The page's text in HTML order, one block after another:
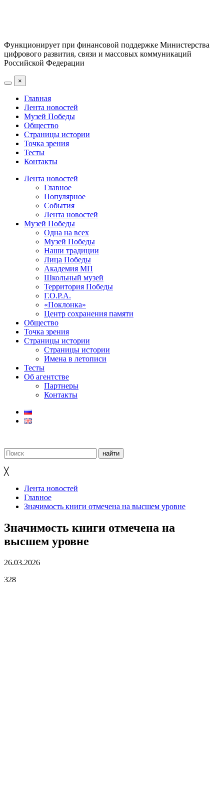
Функционирует при финансовой поддержке Министерства
цифрового развития, связи и массовых коммуникаций
Российской Федерации
×
Главная
Лента новостей
Музей Победы
Общество
Страницы истории
Точка зрения
Тесты
Контакты
Лента новостей
Главное
Популярное
События
Лента новостей
Музей Победы
Одна на всех
Музей Победы
Наши традиции
Лица Победы
Академия МП
Школьный музей
Территория Победы
Г.О.Р.А.
«Поклонка»
Центр сохранения памяти
Общество
Точка зрения
Страницы истории
Страницы истории
Имена в летописи
Тесты
Об агентстве
Партнеры
Контакты
╳
Лента новостей
Главное
Значимость книги отмечена на высшем уровне
Значимость книги отмечена на
высшем уровне
26.03.2026
328